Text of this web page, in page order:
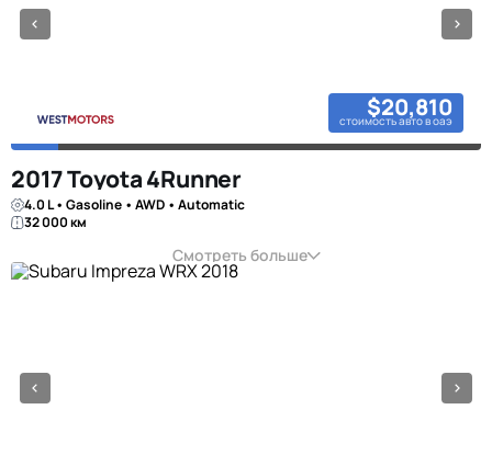
$20,810
стоимость авто в оаэ
2017 Toyota 4Runner
4.0 L • Gasoline • AWD • Automatic
32 000 км
Смотреть больше